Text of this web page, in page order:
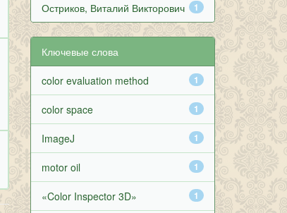
1
Остриков, Виталий Викторович
Ключевые слова
1
color evaluation method
1
color space
1
ImageJ
1
motor oil
1
«Color Inspector 3D»